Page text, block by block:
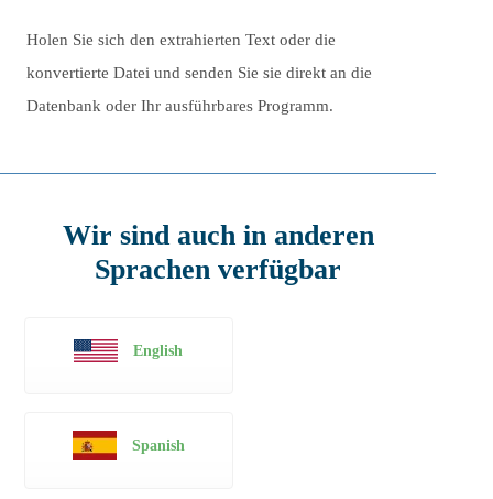
Holen Sie sich den extrahierten Text oder die
konvertierte Datei und senden Sie sie direkt an die
Datenbank oder Ihr ausführbares Programm.
Wir sind auch in anderen
Sprachen verfügbar
English
Spanish